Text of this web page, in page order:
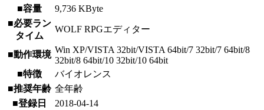
■容量
9,736 KByte
■必要ラン
タイム
WOLF RPGエディター
■動作環境 Win XP/VISTA 32bit/VISTA 64bit/7 32bit/7 64bit/8
32bit/8 64bit/10 32bit/10 64bit
■特徴
バイオレンス
■推奨年齢 全年齢
■登録日
2018-04-14